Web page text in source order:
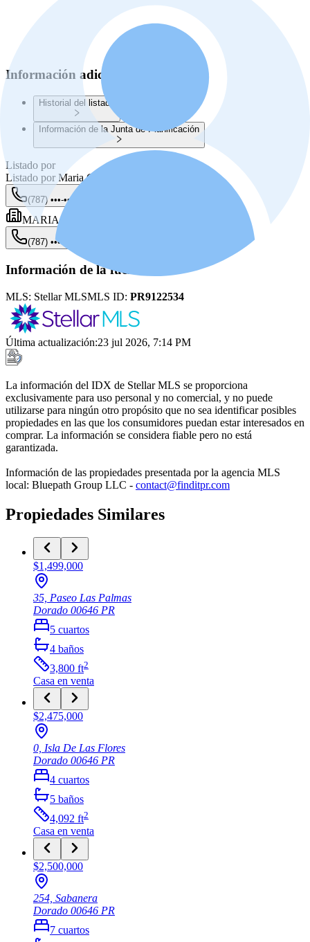
Información adicional
Historial del listado
Información de la Junta de Planificación
Listado por
Listado por Maria Colon Rodriguez
(787) •••-••••
MARIA E COLON
(787) •••-••••
Información de la fuente
MLS: Stellar MLSMLS ID: PR9122534
Última actualización:23 jul 2026, 7:14 PM
La información del IDX de Stellar MLS se proporciona
exclusivamente para uso personal y no comercial, y no puede
utilizarse para ningún otro propósito que no sea identificar posibles
propiedades en las que los consumidores puedan estar interesados en
comprar. La información se considera fiable pero no está
garantizada.
Información de las propiedades presentada por la agencia MLS
local: Bluepath Group LLC - contact@finditpr.com
Propiedades Similares
$1,499,000
35, Paseo Las Palmas
Dorado 00646 PR
5 cuartos
4 baños
3,800 ft2
Casa en venta
$2,475,000
0, Isla De Las Flores
Dorado 00646 PR
4 cuartos
5 baños
4,092 ft2
Casa en venta
$2,500,000
254, Sabanera
Dorado 00646 PR
7 cuartos